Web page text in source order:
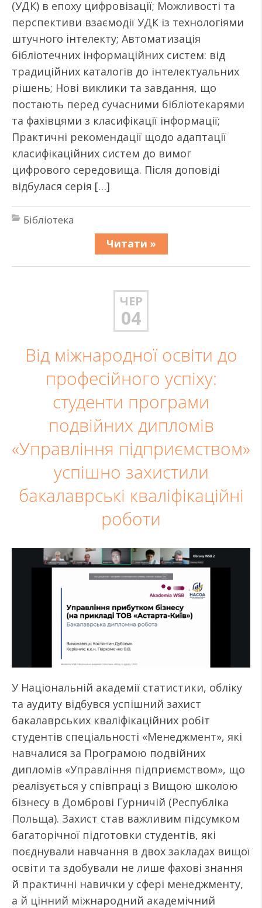
(УДК) в епоху цифровізації; Можливості та
перспективи взаємодії УДК із технологіями
штучного інтелекту; Автоматизація
бібліотечних інформаційних систем: від
традиційних каталогів до інтелектуальних
рішень; Нові виклики та завдання, що
постають перед сучасними бібліотекарями
та фахівцями з класифікації інформації;
Практичні рекомендації щодо адаптації
класифікаційних систем до вимог
цифрового середовища. Після доповіді
відбулася серія […]
Бібліотека
Читати »
ЧЕР
04
Від міжнародної освіти до
професійного успіху:
студенти програми
подвійних дипломів
«Управління підприємством»
успішно захистили
бакалаврські кваліфікаційні
роботи
У Національній академії статистики, обліку
та аудиту відбувся успішний захист
бакалаврських кваліфікаційних робіт
студентів спеціальності «Менеджмент», які
навчалися за Програмою подвійних
дипломів «Управління підприємством», що
реалізується у співпраці з Вищою школою
бізнесу в Домброві Гурничій (Республіка
Польща). Захист став важливим підсумком
багаторічної підготовки студентів, які
поєднували навчання в двох закладах вищої
освіти та здобували не лише фахові знання
й практичні навички у сфері менеджменту,
а й цінний міжнародний академічний